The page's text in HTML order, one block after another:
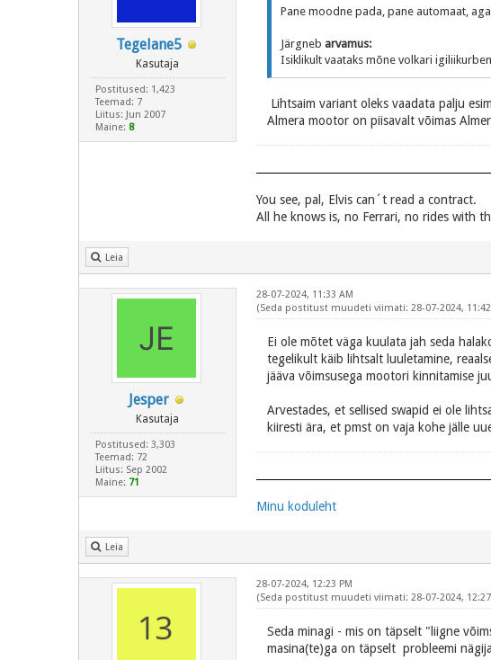
Tegelane5
Kasutaja
Postitused: 1,423
Teemad: 7
Liitus: Jun 2007
Maine: 8
Pane moodne pada, pane automaat,
Järgneb arvamus:
Isiklikult vaataks mõne volkari
Lihtsaim variant oleks vaadata palju
Almera mootor on piisavalt võimas
You see, pal, Elvis can´t read a contract.
All he knows is, no Ferrari, no rides with
Leia
Jesper
Kasutaja
Postitused: 3,303
Teemad: 72
Liitus: Sep 2002
Maine: 71
28-07-2024, 11:33 AM
(Seda postitust muudeti viimati: 28-07-2024,
Ei ole mõtet väga kuulata jah seda
tegelikult käib lihtsalt luuletamine,
jääva võimsusega mootori kinnitamise
Arvestades, et sellised swapid ei ole
kiiresti ära, et pmst on vaja kohe jälle
Minu koduleht
Leia
28-07-2024, 12:23 PM
(Seda postitust muudeti viimati: 28-07-2024,
Seda minagi - mis on täpselt "liigne
masina(te)ga on täpselt probleemi